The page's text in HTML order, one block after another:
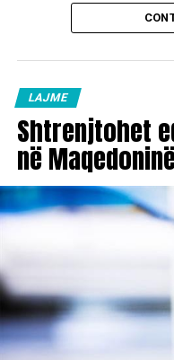
LAJME
Shtrenjtohet
në